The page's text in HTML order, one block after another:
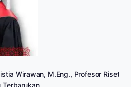
Wirawan, M.Eng., Profesor Riset
Terbarukan